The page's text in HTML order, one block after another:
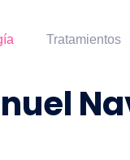
Tratamientos